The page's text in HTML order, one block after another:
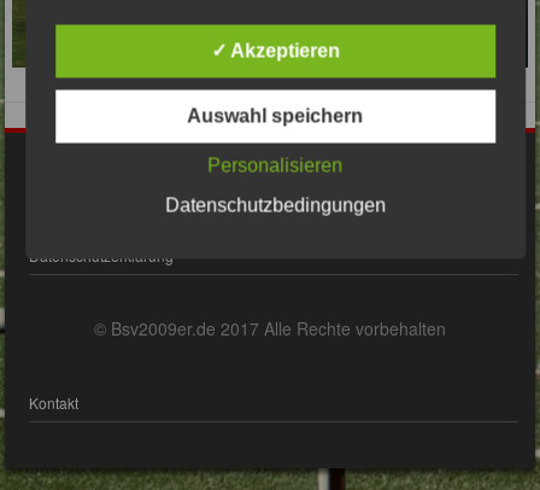
Datenschutzerklärung
© Bsv2009er.de 2017 Alle Rechte vorbehalten
Kontakt
✓ Akzeptieren
Auswahl speichern
Personalisieren
Datenschutzbedingungen